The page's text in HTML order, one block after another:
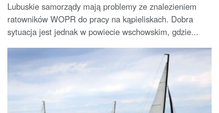
Lubuskie samorządy mają problemy ze znalezieniem
ratowników WOPR do pracy na kąpieliskach. Dobra
sytuacja jest jednak w powiecie wschowskim, gdzie...